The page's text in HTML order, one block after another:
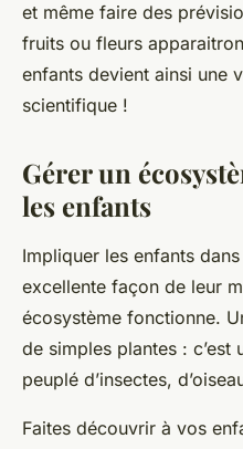
et même faire des
fruits ou fleurs
enfants devient ainsi une
scientifique !
Gérer un
les enfants
Impliquer les enfants
excellente façon de leur
écosystème fonctionne.
de simples plantes : c’est
peuplé d’insectes,
Faites découvrir à vos